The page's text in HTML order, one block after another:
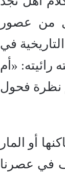
من عصور
في
«أم
نظرة فحول
أو المار
في عصرنا